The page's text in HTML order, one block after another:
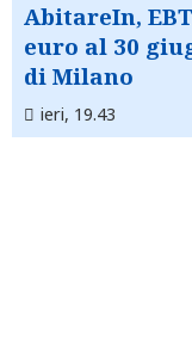
AbitareIn,
euro al 30
di Milano
ieri, 19.43